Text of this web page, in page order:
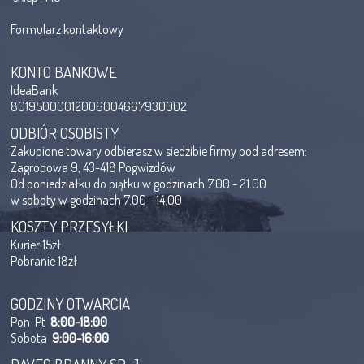
Formularz kontaktowy
KONTO BANKOWE
IdeaBank
80195000012006004667930002
ODBIÓR OSOBISTY
Zakupione towary odbierasz w siedzibie firmy pod adresem:
Zagrodowa 9, 43-418 Pogwizdów
Od poniedziałku do piątku w godzinach 7.00 - 21.00
w soboty w godzinach 7.00 - 14.00
KOSZTY PRZESYŁKI
Kurier 15zł
Pobranie 18zł
GODZINY OTWARCIA
Pon-Pt8:00-18:00
Sobota9:00-16:00